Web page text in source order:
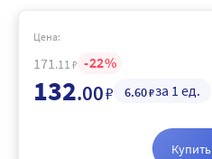
Цена:
171 .11 ₽ 22
132.00₽ 6.60₽за 1 ед.
Купить